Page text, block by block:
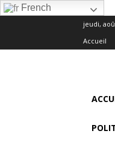
French
jeudi,
Accueil